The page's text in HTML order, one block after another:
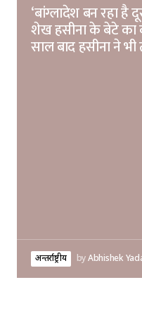
‘बांग्लादेश बन रहा है
शेख हसीना के बेटे का
साल बाद हसीना ने भी
अन्तर्राष्ट्रीय byAbhishek